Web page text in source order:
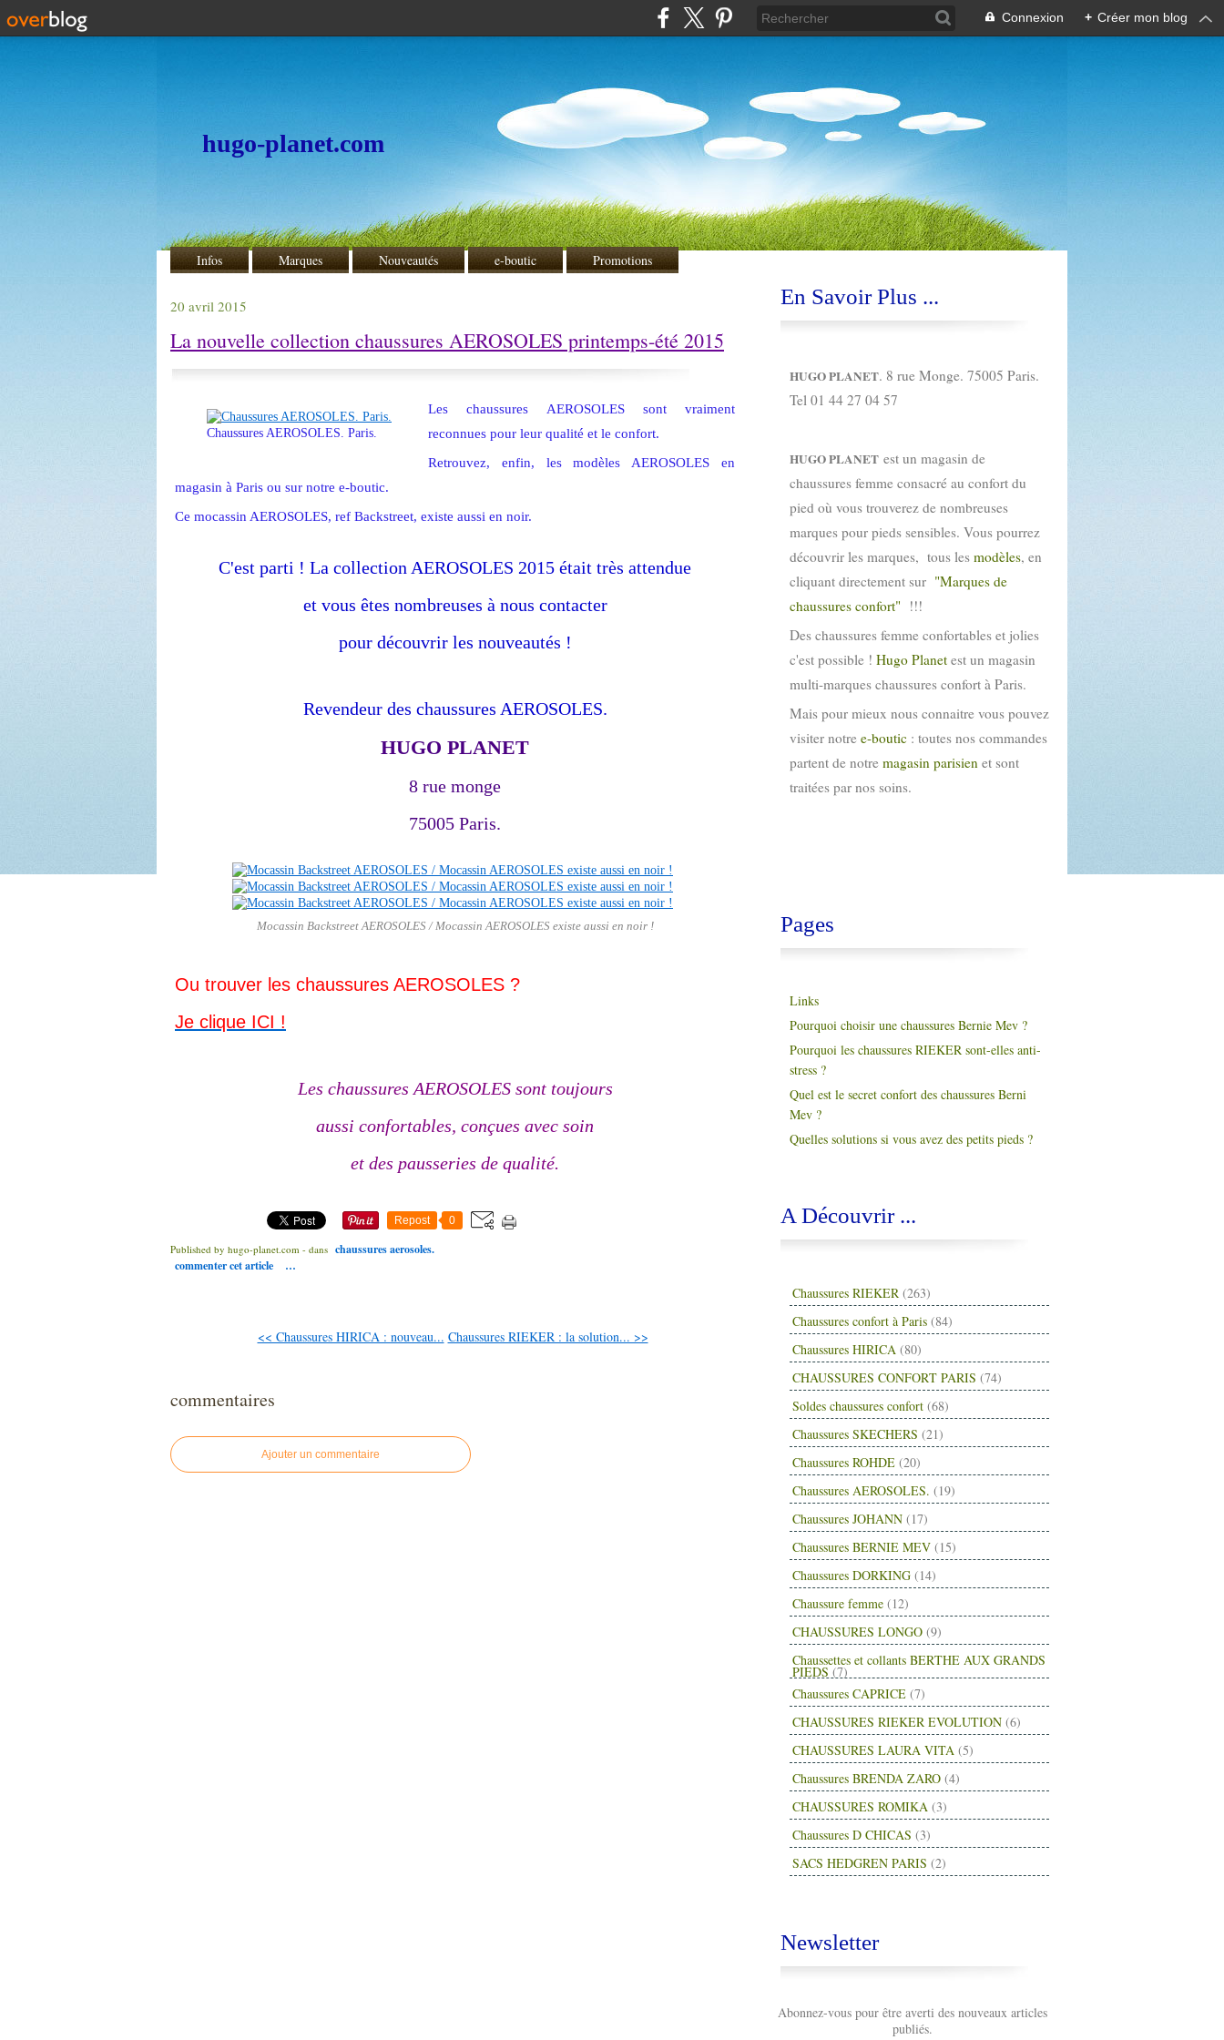
Connexion + Créer mon blog
hugo-planet.com
Infos Marques Nouveautés e-boutic Promotions
20 avril 2015
La nouvelle collection chaussures AEROSOLES printemps-été 2015
Chaussures AEROSOLES. Paris.
Les chaussures AEROSOLES sont vraiment
reconnues pour leur qualité et le confort.
Retrouvez, enfin, les modèles AEROSOLES en
magasin à Paris ou sur notre e-boutic.
Ce mocassin AEROSOLES, ref Backstreet, existe aussi en noir.
C'est parti ! La collection AEROSOLES 2015 était très attendue
et vous êtes nombreuses à nous contacter
pour découvrir les nouveautés !
Revendeur des chaussures AEROSOLES.
HUGO PLANET
8 rue monge
75005 Paris.
Mocassin Backstreet AEROSOLES / Mocassin AEROSOLES existe aussi en noir !
Ou trouver les chaussures AEROSOLES ?
Je clique ICI !
Les chaussures AEROSOLES sont toujours
aussi confortables, conçues avec soin
et des pausseries de qualité.
Repost 0
Published by hugo-planet.com - dans chaussures aerosoles.
commenter cet article
…
<< Chaussures HIRICA : nouveau... Chaussures RIEKER : la solution... >>
commentaires
Ajouter un commentaire
En Savoir Plus ...
HUGO PLANET. 8 rue Monge. 75005 Paris.
Tel 01 44 27 04 57
HUGO PLANET est un magasin de
chaussures femme consacré au confort du
pied où vous trouverez de nombreuses
marques pour pieds sensibles. Vous pourrez
découvrir les marques, tous les modèles, en
cliquant directement sur "Marques de
chaussures confort" !!!
Des chaussures femme confortables et jolies
c'est possible ! Hugo Planet est un magasin
multi-marques chaussures confort à Paris.
Mais pour mieux nous connaitre vous pouvez
visiter notre e-boutic : toutes nos commandes
partent de notre magasin parisien et sont
traitées par nos soins.
Pages
Links
Pourquoi choisir une chaussures Bernie Mev ?
Pourquoi les chaussures RIEKER sont-elles anti-
stress ?
Quel est le secret confort des chaussures Berni
Mev ?
Quelles solutions si vous avez des petits pieds ?
A Découvrir ...
Chaussures RIEKER (263)
Chaussures confort à Paris (84)
Chaussures HIRICA (80)
CHAUSSURES CONFORT PARIS (74)
Soldes chaussures confort (68)
Chaussures SKECHERS (21)
Chaussures ROHDE (20)
Chaussures AEROSOLES. (19)
Chaussures JOHANN (17)
Chaussures BERNIE MEV (15)
Chaussures DORKING (14)
Chaussure femme (12)
CHAUSSURES LONGO (9)
Chaussettes et collants BERTHE AUX GRANDS
PIEDS (7)
Chaussures CAPRICE (7)
CHAUSSURES RIEKER EVOLUTION (6)
CHAUSSURES LAURA VITA (5)
Chaussures BRENDA ZARO (4)
CHAUSSURES ROMIKA (3)
Chaussures D CHICAS (3)
SACS HEDGREN PARIS (2)
Newsletter
Abonnez-vous pour être averti des nouveaux articles
publiés.